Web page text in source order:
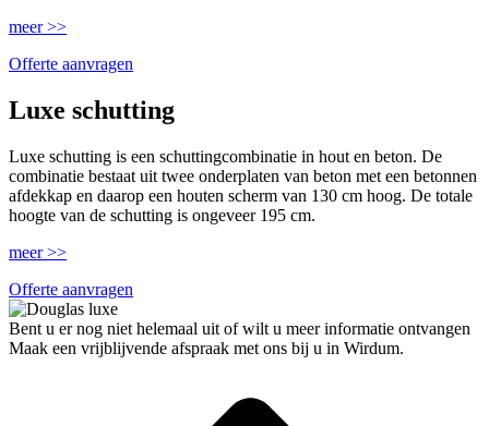
meer >>
Offerte aanvragen
Luxe schutting
Luxe schutting is een schuttingcombinatie in hout en beton. De
combinatie bestaat uit twee onderplaten van beton met een betonnen
afdekkap en daarop een houten scherm van 130 cm hoog. De totale
hoogte van de schutting is ongeveer 195 cm.
meer >>
Offerte aanvragen
Bent u er nog niet helemaal uit of wilt u meer informatie ontvangen
Maak een vrijblijvende afspraak met ons bij u in Wirdum.